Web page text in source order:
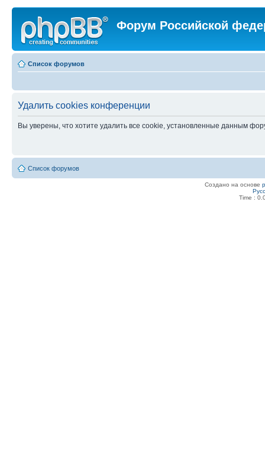
Форум Российской
Список форумов
Удалить cookies конференции
Вы уверены, что хотите удалить все cookie, установленные данным
Список форумов
Создано на основе
Time :